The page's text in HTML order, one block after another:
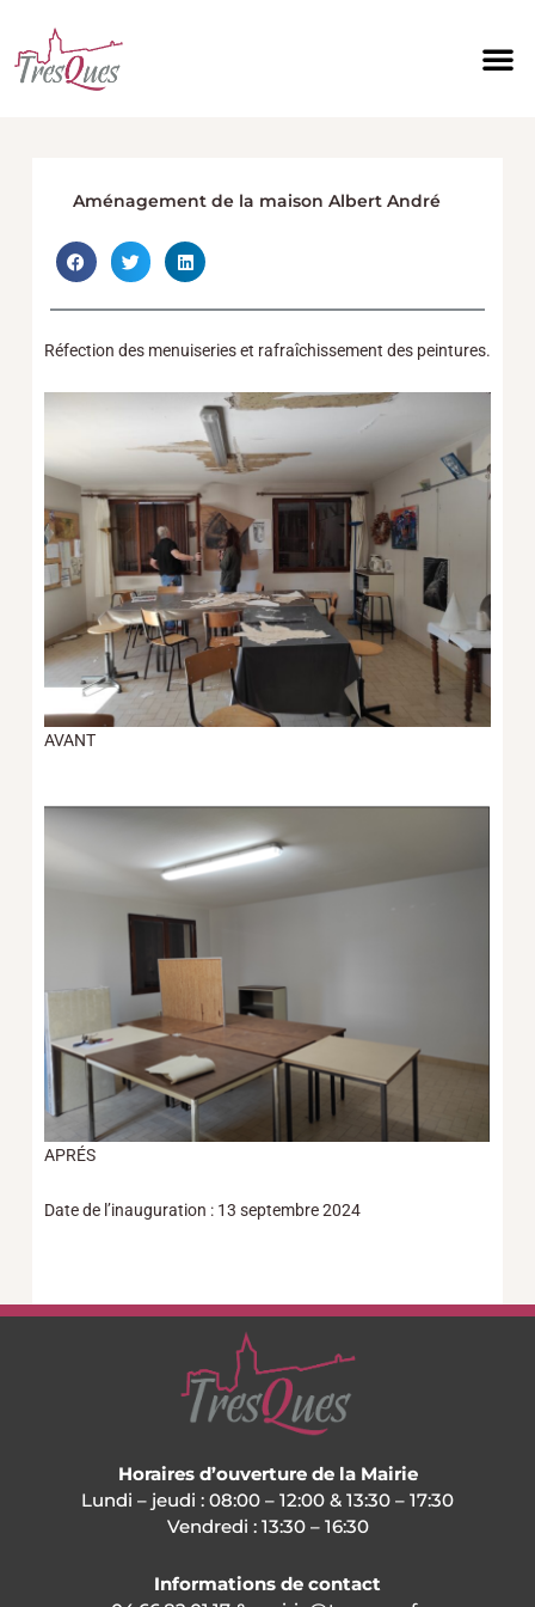
contenu
Aménagement de la maison Albert André
Réfection des menuiseries et rafraîchissement des peintures.
AVANT
APRÉS
Date de l’inauguration : 13 septembre 2024
Horaires d’ouverture de la Mairie
Lundi – jeudi : 08:00 – 12:00 & 13:30 – 17:30
Vendredi : 13:30 – 16:30
Informations de contact